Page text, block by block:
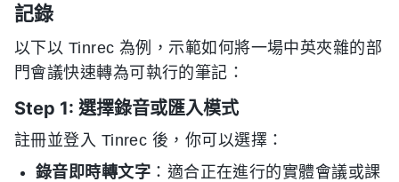
記錄
以下以 Tinrec 為例，示範如何將一場中英夾雜的部
門會議快速轉為可執行的筆記：
Step 1: 選擇錄音或匯入模式
註冊並登入 Tinrec 後，你可以選擇：
錄音即時轉文字 ：適合正在進行的實體會議或課